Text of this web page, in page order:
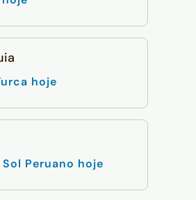
hoje
Sol Peruano hoje